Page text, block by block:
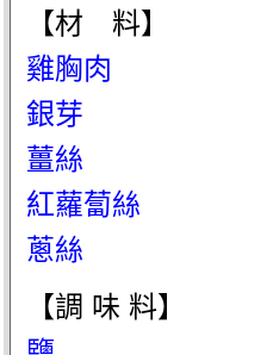
【材 料】
雞胸肉
銀芽
薑絲
紅蘿蔔絲
蔥絲
【調 味 料】